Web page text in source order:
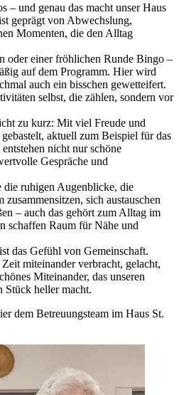
– und genau das macht unser Haus
geprägt von Abwechslung,
Momenten, die den Alltag
oder einer fröhlichen Runde Bingo –
auf dem Programm. Hier wird
auch ein bisschen gewetteifert.
selbst, die zählen, sondern vor
zu kurz: Mit viel Freude und
aktuell zum Beispiel für das
nicht nur schöne
Gespräche und
die ruhigen Augenblicke, die
zusammensitzen, sich austauschen
– auch das gehört zum Alltag im
schaffen Raum für Nähe und
das Gefühl von Gemeinschaft.
miteinander verbracht, gelacht,
Miteinander, das unseren
Stück heller macht.
dem Betreuungsteam im Haus St.